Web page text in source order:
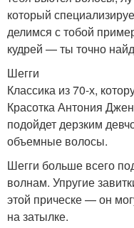
который
делимся с тобой
кудрей — ты точно
Шегги
Классика из 70-х,
Красотка Антония
подойдет дерзким
объемные волосы.
Шегги больше всего
волнам. Упругие
этой прическе — он
на затылке.